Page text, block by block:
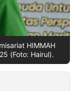
HIMMAH
(Foto: Hairul).